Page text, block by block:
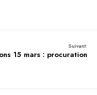
Suivant:
15 mars : procuration